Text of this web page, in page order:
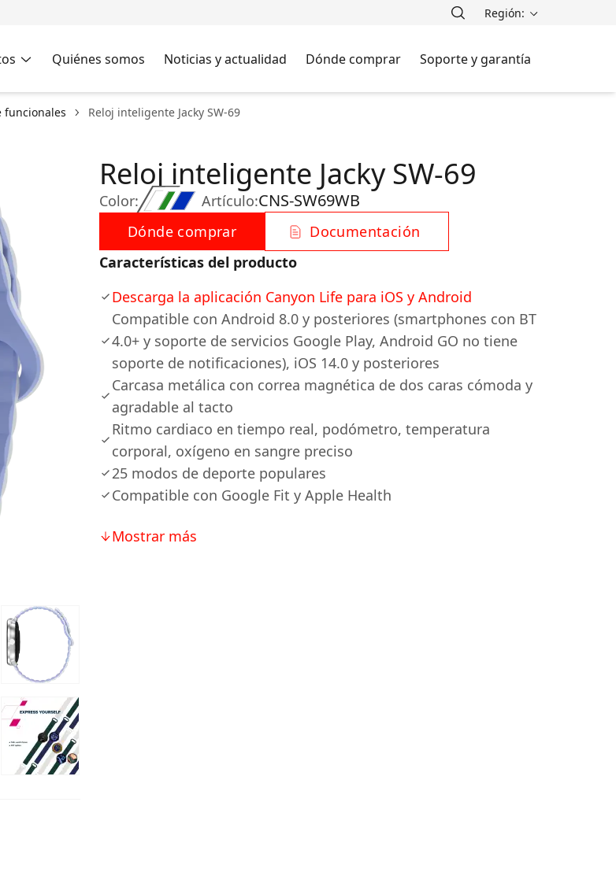
Región:
Quiénes somos Noticias y actualidad Dónde comprar Soporte y garantía
funcionales Reloj inteligente Jacky SW-69
Color:
Reloj inteligente Jacky SW-69
Artículo:CNS-SW69WB
Dónde comprar
Documentación
Características del producto
Descarga la aplicación Canyon Life para iOS y Android
Compatible con Android 8.0 y posteriores (smartphones con BT
4.0+ y soporte de servicios Google Play, Android GO no tiene
soporte de notificaciones), iOS 14.0 y posteriores
Carcasa metálica con correa magnética de dos caras cómoda y
agradable al tacto
Ritmo cardiaco en tiempo real, podómetro, temperatura
corporal, oxígeno en sangre preciso
25 modos de deporte populares
Compatible con Google Fit y Apple Health
Mostrar más